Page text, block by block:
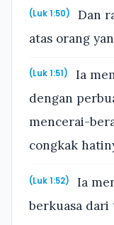
(Luk 1:50)
Dan
atas orang
(Luk 1:51)
Ia
dengan
mencerai-
congkak
(Luk 1:52)
Ia
berkuasa dari